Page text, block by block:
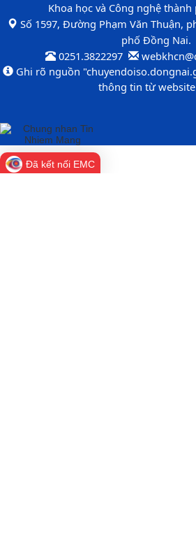
Khoa học và Công nghệ
​Số 1597, Đường Phạm Văn Thuận,
phố Đồng Nai.​
0251.3822297 ​
​Ghi rõ nguồn
thông tin từ
Đã kết nối EMC